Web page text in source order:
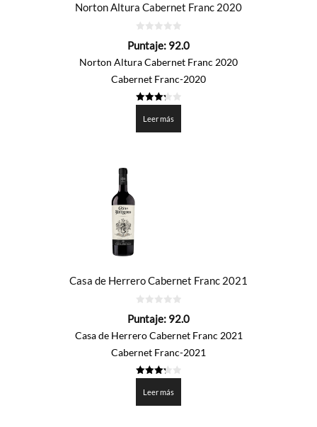
Norton Altura Cabernet Franc 2020
de
Puntaje: 92.0
Norton Altura Cabernet Franc 2020
Cabernet Franc-2020
de 5
Leer más
Casa de Herrero Cabernet Franc 2021
de
Puntaje: 92.0
Casa de Herrero Cabernet Franc 2021
Cabernet Franc-2021
de 5
Leer más